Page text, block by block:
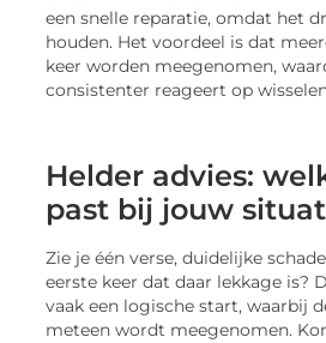
een snelle reparatie, omdat het
houden. Het voordeel is dat
keer worden meegenomen,
consistenter reageert op
Helder advies:
past bij jouw
Zie je één verse, duidelijke
eerste keer dat daar lekkage is?
vaak een logische start, waarbij
meteen wordt meegenomen.